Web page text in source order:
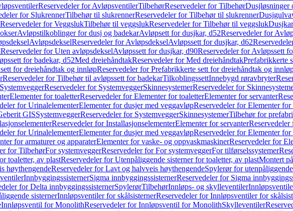
Reservedeler for AvløpsventilerTilbehørReservedeler for TilbehørDusjløsninger
for SlukrennerTilbehør til slukrennerReservedeler for Tilbehør til slukrenner
Reservedeler for VeggslukTilbehør til veggslukReservedeler for Tilbehør til veggsluk
Avløpstilkoblinger for dusj og badekarAvløpsett for dusjkar, d52Reservedeler for
AvløpsdekselReservedeler for AvløpsdekselAvløpssett for dusjkar, d62
Reservedeler for Uten avløpsdekselAvløpssett for dusjkar, d90Reservedeler for Avløpssett
for badekar, d52Med dreiehåndtakReservedeler for Med dreiehåndtakPrefabrikkerte
for dreiehåndtak og innløpReservedeler for Prefabrikkerte sett for dreiehåndtak og
Reservedeler for Tilbehør til avløpssett for badekarTilkoblingssettInnebygd røravbryter
SystemveggerReservedeler for SystemveggerSkinnesystemerReservedeler for
Elementer for toaletterReservedeler for Elementer for toaletterElementer for servanter
for UrinalelementerElementer for dusjer med veggavløpReservedeler for Elementer
GISSystemveggerReservedeler for SystemveggerSkinnesystemerTilbehør for
Reservedeler for InstallasjonselementerElementer for servanter
for UrinalelementerElementer for dusjer med veggavløpReservedeler for Elementer
for armaturer og apparaterElementer for vaske- og oppvaskmaskinerReservedeler for
for TilbehørFor systemveggerReservedeler for For systemveggerFor tilførselssystemer
toaletter, av plastReservedeler for Utenpåliggende sisterner for toaletter, av plastMontert
høythengendeReservedeler for Lavt og halvveis høythengendeSpylerør for
InnbyggingssisternerSigma innbyggingssisternerReservedeler for Sigma
for Delta innbyggingssisternerSpylerørTilbehørInnløps- og skylleventiler
sisternerInnløpsventiler for skålsisternerReservedeler for Innløpsventiler for
Innløpsventil for MonolithReservedeler for Innløpsventil for MonolithSkylleventiler